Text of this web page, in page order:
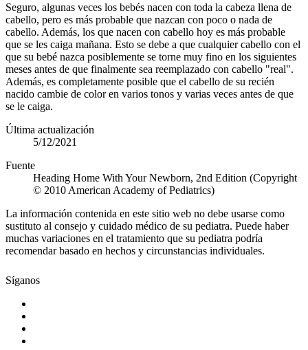
Seguro, algunas veces los bebés nacen con toda la cabeza llena de
cabello, pero es más probable que nazcan con poco o nada de
cabello. Además, los que nacen con cabello hoy es más probable
que se les caiga mañana. Esto se debe a que cualquier cabello con el
que su bebé nazca posiblemente se torne muy fino en los siguientes
meses antes de que finalmente sea reemplazado con cabello "real".
Además, es completamente posible que el cabello de su recién
nacido cambie de color en varios tonos y varias veces antes de que
se le caiga.
Última actualización
5/12/2021
Fuente
Heading Home With Your Newborn, 2nd Edition (Copyright
© 2010 American Academy of Pediatrics)
La información contenida en este sitio web no debe usarse como
sustituto al consejo y cuidado médico de su pediatra. Puede haber
muchas variaciones en el tratamiento que su pediatra podría
recomendar basado en hechos y circunstancias individuales.
Síganos